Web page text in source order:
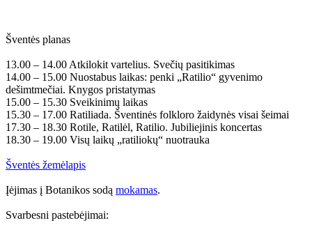
Šventės planas
13.00 – 14.00 Atkilokit vartelius. Svečių pasitikimas
14.00 – 15.00 Nuostabus laikas: penki „Ratilio“ gyvenimo
dešimtmečiai. Knygos pristatymas
15.00 – 15.30 Sveikinimų laikas
15.30 – 17.00 Ratiliada. Šventinės folkloro žaidynės visai šeimai
17.30 – 18.30 Rotile, Ratilėl, Ratilio. Jubiliejinis koncertas
18.30 – 19.00 Visų laikų „ratiliokų“ nuotrauka
Šventės žemėlapis
Įėjimas į Botanikos sodą mokamas.
Svarbesni pastebėjimai: